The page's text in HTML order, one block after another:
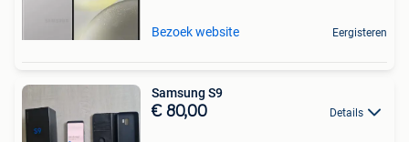
Bezoek website Eergisteren
Samsung S9
€ 80,00 Details